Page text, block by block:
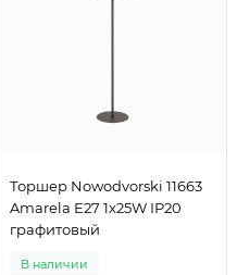
Торшер Nowodvorski 11663
Amarela E27 1x25W IP20
графитовый
В наличии